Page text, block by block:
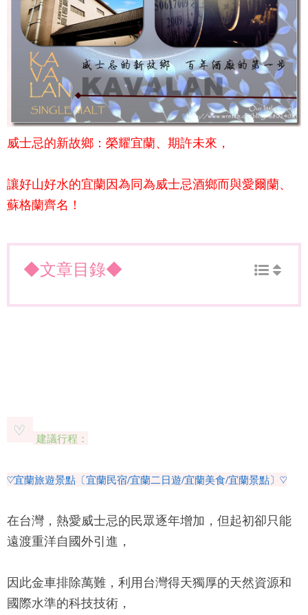
威士忌的新故鄉：榮耀宜蘭、期許未來，
讓好山好水的宜蘭因為同為威士忌酒鄉而與愛爾蘭、
蘇格蘭齊名！
◆文章目錄◆
建議行程：
♡宜蘭旅遊景點〔宜蘭民宿/宜蘭二日遊/宜蘭美食/宜蘭景點〕♡
在台灣，熱愛威士忌的民眾逐年增加，但起初卻只能
遠渡重洋自國外引進，
因此金車排除萬難，利用台灣得天獨厚的天然資源和
國際水準的科技技術，